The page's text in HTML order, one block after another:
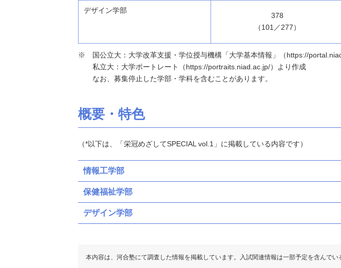
デザイン学部
378
（101／277）
国公立大：大学改革支援・学位授与機構「大学基本情報」（https://
私立大：大学ポートレート（https://portraits.niad.ac.jp/）より作成
なお、募集停止した学部・学科を含むことがあります。
概要・特色
（*以下は、「栄冠めざしてSPECIAL vol.1」に掲載している内容です）
情報工学部
保健福祉学部
デザイン学部
本内容は、河合塾にて調査した情報を掲載しています。入試関連情報は一部予定を含んで